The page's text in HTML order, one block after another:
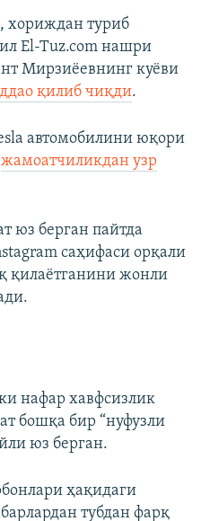
хориждан туриб
El-Tuz.com нашри
Мирзиёевнинг куёви
қилиб чиқди.
автомобилини юқори
жамоатчиликдан узр
юз берган пайтда
саҳифаси орқали
қилаётганини жонли
нафар хавфсизлик
бошқа бир “нуфузли
юз берган.
ҳақидаги
тубдан фарқ